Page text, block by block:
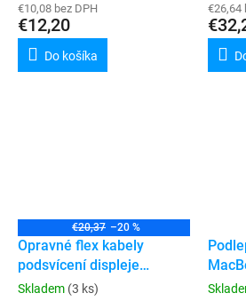
€10,08 bez DPH
€12,20
Do košíka
€26,64
€20,37 –20 %
Opravné flex kabely
podsvícení displeje
MacBook Pro A1706 /
Skladem (3 ks)